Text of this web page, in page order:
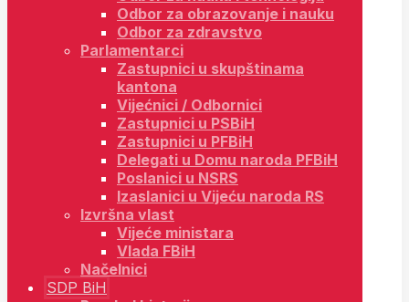
Odbor za obrazovanje i nauku
Odbor za zdravstvo
Parlamentarci
Zastupnici u skupštinama
kantona
Vijećnici / Odbornici
Zastupnici u PSBiH
Zastupnici u PFBiH
Delegati u Domu naroda PFBiH
Poslanici u NSRS
Izaslanici u Vijeću naroda RS
Izvršna vlast
Vijeće ministara
Vlada FBiH
Načelnici
SDP BiH